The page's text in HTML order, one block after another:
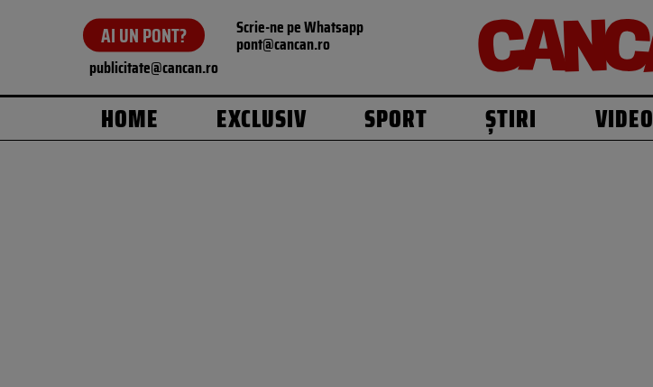
AI UN PONT? Scrie-ne pe Whatsapp
pont@cancan.ro
publicitate@cancan.ro
HOME EXCLUSIV SPORT ȘTIRI VIDEO